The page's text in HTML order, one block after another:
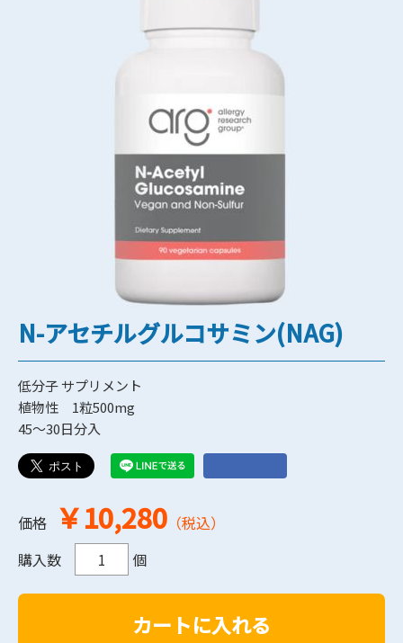
N-アセチルグルコサミン(NAG)
低分子 サプリメント
植物性 1粒500mg
45～30日分入
価格 ￥10,280 （税込）
購入数
個